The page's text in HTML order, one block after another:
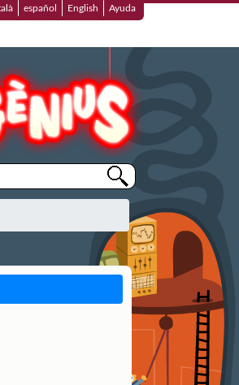
español English Ayuda